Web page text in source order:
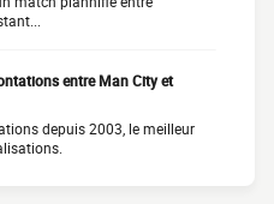
entre Man City et
depuis 2003, le meilleur